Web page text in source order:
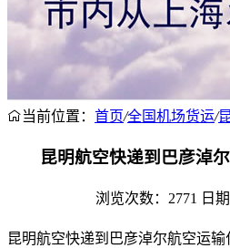
当前位置： 首页/全国机场货运/
昆明航空快递到巴彦淖
浏览次数：2771 日
昆明航空快递到巴彦淖尔航空运